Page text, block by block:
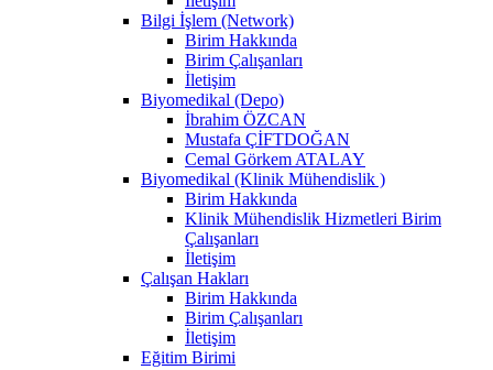
Bilgi İşlem (Network)
Birim Hakkında
Birim Çalışanları
İletişim
Biyomedikal (Depo)
İbrahim ÖZCAN
Mustafa ÇİFTDOĞAN
Cemal Görkem ATALAY
Biyomedikal (Klinik Mühendislik )
Birim Hakkında
Klinik Mühendislik Hizmetleri Birim
Çalışanları
İletişim
Çalışan Hakları
Birim Hakkında
Birim Çalışanları
İletişim
Eğitim Birimi